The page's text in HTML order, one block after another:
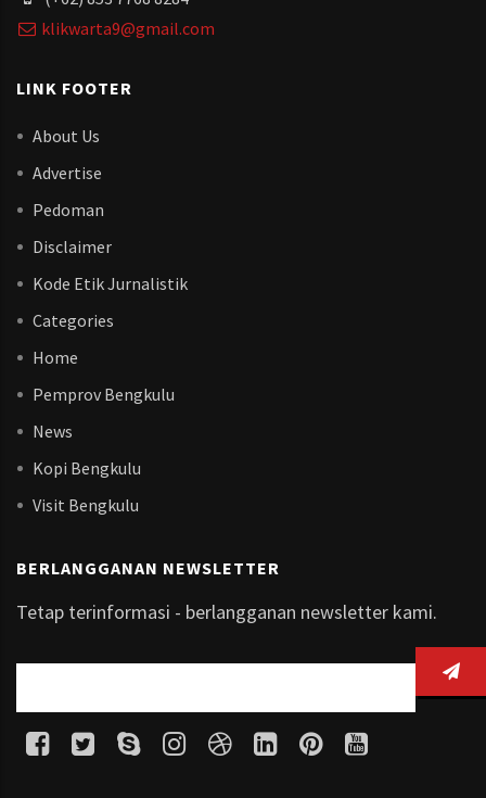
klikwarta9@gmail.com
LINK FOOTER
About Us
Advertise
Pedoman
Disclaimer
Kode Etik Jurnalistik
Categories
Home
Pemprov Bengkulu
News
Kopi Bengkulu
Visit Bengkulu
BERLANGGANAN NEWSLETTER
Tetap terinformasi - berlangganan newsletter kami.